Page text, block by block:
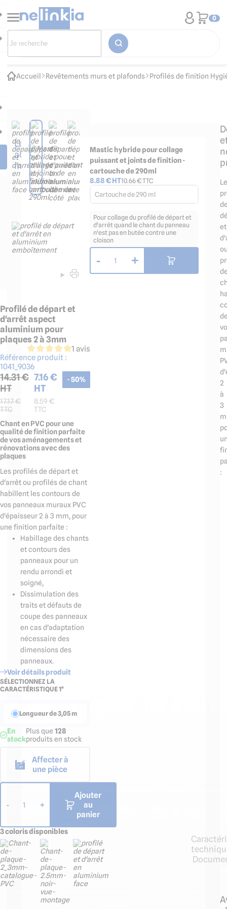
0
Accueil Revêtements murs et plafonds Profilés de finition
Profilé de départ et
d'arrêt aspect
aluminium pour
plaques 2 à 3mm
1 avis
Référence produit :
1041_9036
14.31€
HT
7.16€
HT
-50%
17.17€
TTC
8.59 €
TTC
Chant en PVC pour une
qualité de finition parfaite
de vos aménagements et
rénovations avec des
plaques
Les profilés de départ et
d'arrêt ou profilés de chant
habillent les contours de
vos panneaux muraux PVC
d'épaisseur 2 à 3 mm, pour
une finition parfaite :
Habillage des chants
et contours des
panneaux pour un
rendu arrondi et
soigné,
Dissimulation des
traits et défauts de
coupe des panneaux
en cas d'adaptation
nécessaire des
dimensions des
panneaux.
Voir détails produit
SÉLECTIONNEZ LA
CARACTÉRISTIQUE 1*
Longueur de 3,05 m
En
stock
Plus que 128
produits en stock
Affecter à
une pièce
- 1 +
Ajouter
au
panier
3 coloris disponibles
Les
accessoires
indispensables
Mastic hybride pour collage
puissant et joints de finition -
cartouche de 290ml
8.88€ HT10.66€ TTC
Cartouche de 290 ml
Pour collage du profilé de départ et
d'arrêt quand le chant du panneau
n'est pas en butée contre une
cloison
- 1 +
et
2
à
3
: